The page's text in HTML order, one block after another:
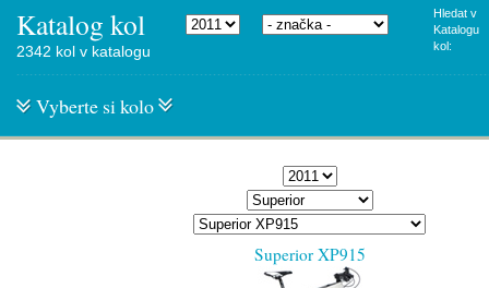
Katalog kol
Hledat v
Katalogu
kol:
2342 kol v katalogu
Vyberte si kolo
Superior XP915